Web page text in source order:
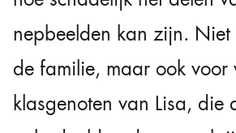
nepbeelden kan zijn. Niet
de familie, maar ook voor
klasgenoten van Lisa, die